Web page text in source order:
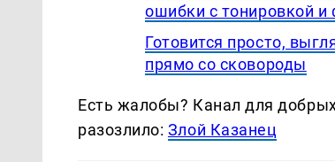
ошибки с тонировкой и
Готовится просто,
прямо со сковороды
Есть жалобы? Канал для
разозлило: Злой Казанец